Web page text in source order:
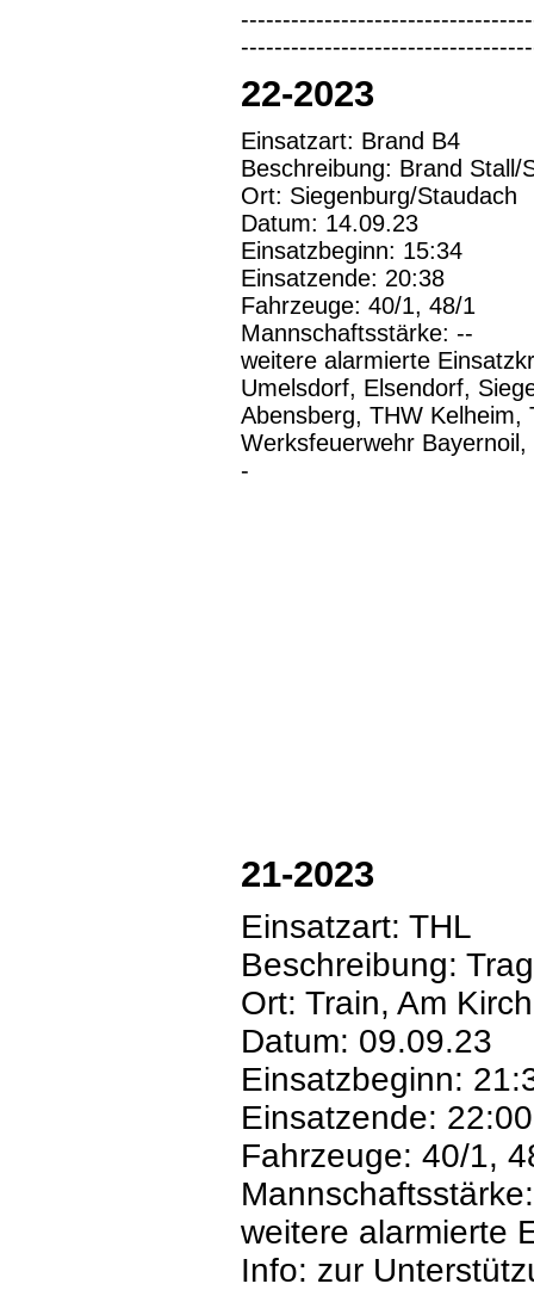
22-2023
Einsatzart: Brand B4
Beschreibung: Brand Stall/
Ort: Siegenburg/Staudach
Datum: 14.09.23
Einsatzbeginn: 15:34
Einsatzende: 20:38
Fahrzeuge: 40/1, 48/1
Mannschaftsstärke: --
weitere alarmierte
Umelsdorf, Elsendorf,
Abensberg, THW Kelheim,
Werksfeuerwehr
-
21-2023
Einsatzart: THL
Beschreibung:
Ort: Train, Am
Datum: 09.09.23
Einsatzbeginn:
Einsatzende: 22:00
Fahrzeuge: 40/1,
Mannschaftsstärke:
weitere alarmierte
Info: zur